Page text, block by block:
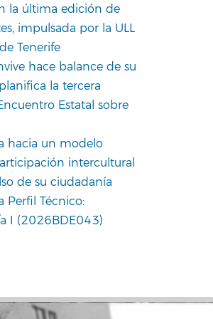
la última edición de
impulsada por la ULL
Tenerife
hace balance de su
la tercera
Estatal sobre
hacia un modelo
intercultural
de su ciudadanía
Perfil Técnico:
I (2026BDE043)